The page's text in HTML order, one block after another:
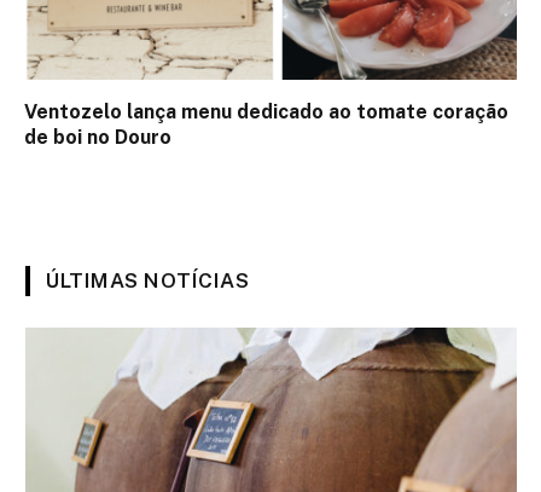
Ventozelo lança menu dedicado ao tomate coração
de boi no Douro
ÚLTIMAS NOTÍCIAS